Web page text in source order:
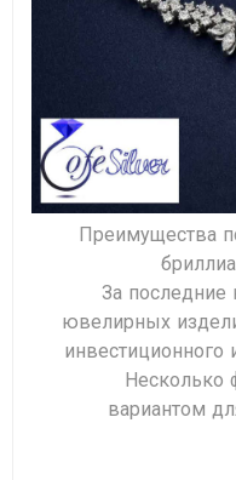
Преимущества
За последние
ювелирных
Несколько
вариантом